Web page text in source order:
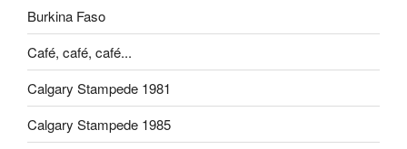
Burkina Faso
Café, café, café...
Calgary Stampede 1981
Calgary Stampede 1985